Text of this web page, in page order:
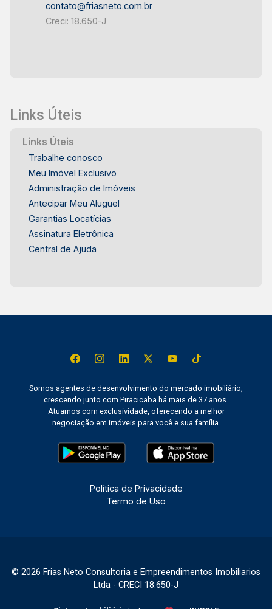
contato@friasneto.com.br
Creci: 18.650-J
Links Úteis
Links Úteis
Trabalhe conosco
Meu Imóvel Exclusivo
Administração de Imóveis
Antecipar Meu Aluguel
Garantias Locatícias
Assinatura Eletrônica
Central de Ajuda
Somos agentes de desenvolvimento do mercado imobiliário,
crescendo junto com Piracicaba há mais de 37 anos.
Atuamos com exclusividade, oferecendo a melhor
negociação em imóveis para você e sua família.
Política de Privacidade
Termo de Uso
© 2026 Frias Neto Consultoria e Empreendimentos Imobiliarios
Ltda - CRECI 18.650-J